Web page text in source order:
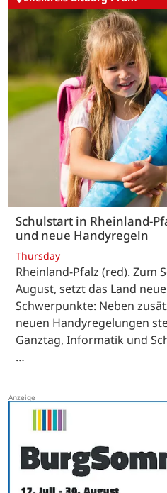
Schulstart in Rheinland-
und neue Handyregeln
Thursday
Rheinland-Pfalz (red). Zum
August, setzt das Land
Schwerpunkte: Neben
neuen Handyregelungen
Ganztag, Informatik und
…